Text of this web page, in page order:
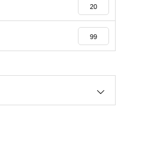
20
99